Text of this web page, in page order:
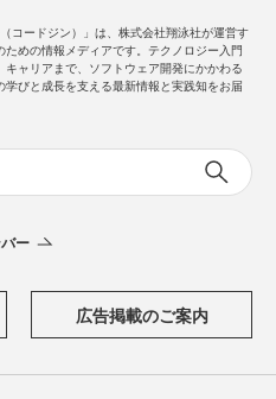
（コードジン）」は、株式会社翔泳社が運営す
ための情報メディアです。テクノロジー入門
キャリアまで、ソフトウェア開発にかかわる
学びと成長を支える最新情報と実践知をお届
ー
広告掲載のご案内